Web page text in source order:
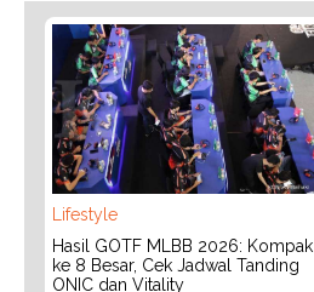
Lifestyle
Hasil GOTF MLBB 2026: Kompak
ke 8 Besar, Cek Jadwal Tanding
ONIC dan Vitality